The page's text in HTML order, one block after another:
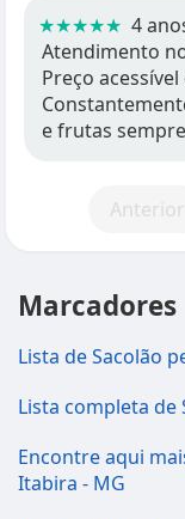
★★★★★ 4
Atendimento
Preço
e frutas
Anterior
Marcadores
Lista de Sacolão
Lista completa de
Encontre aqui
Itabira - MG